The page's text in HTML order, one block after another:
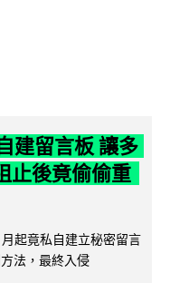
建留言板 讓多
止後竟偷偷重
起竟私自建立秘密留言
法，最終入侵